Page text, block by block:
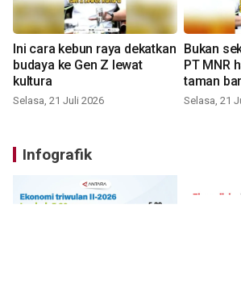
Ini cara kebun raya dekatkan
budaya ke Gen Z lewat
kultura
Selasa, 21 Juli 2026
Bukan
PT MNR
taman
Selasa, 21
Infografik